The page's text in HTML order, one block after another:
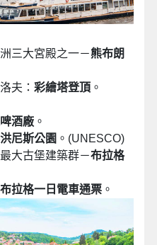
三大宮殿之一－熊布朗
夫： 彩繪塔登頂。
酒廠。
尼斯公園 。(UNESCO)
大古堡建築群－布拉格
布拉格一日電車通票。